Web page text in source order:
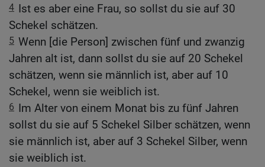
4 Ist es aber eine Frau, so sollst du sie auf 30
Schekel schätzen.
5 Wenn [die Person] zwischen fünf und zwanzig
Jahren alt ist, dann sollst du sie auf 20 Schekel
schätzen, wenn sie männlich ist, aber auf 10
Schekel, wenn sie weiblich ist.
6 Im Alter von einem Monat bis zu fünf Jahren
sollst du sie auf 5 Schekel Silber schätzen, wenn
sie männlich ist, aber auf 3 Schekel Silber, wenn
sie weiblich ist.